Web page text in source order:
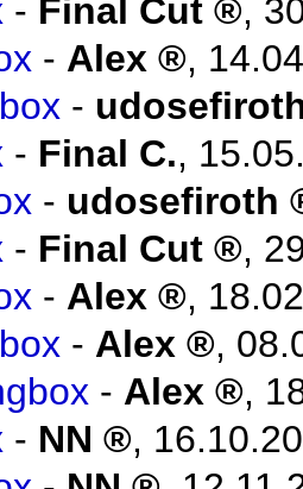
- Final Cut ,
- Alex ,
-
- Final C.,
- udosefiroth
- Final Cut ,
- Alex ,
- Alex ,
- Alex ,
- NN ,